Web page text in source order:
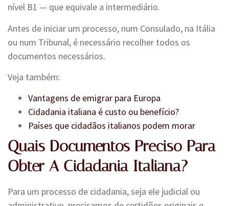
nível B1 — que equivale a intermediário.
Antes de iniciar um processo, num Consulado, na Itália
ou num Tribunal, é necessário recolher todos os
documentos necessários.
Veja também:
Vantagens de emigrar para Europa
Cidadania italiana é custo ou benefício?
Países que cidadãos italianos podem morar
Quais Documentos Preciso Para
Obter A Cidadania Italiana?
Para um processo de cidadania, seja ele judicial ou